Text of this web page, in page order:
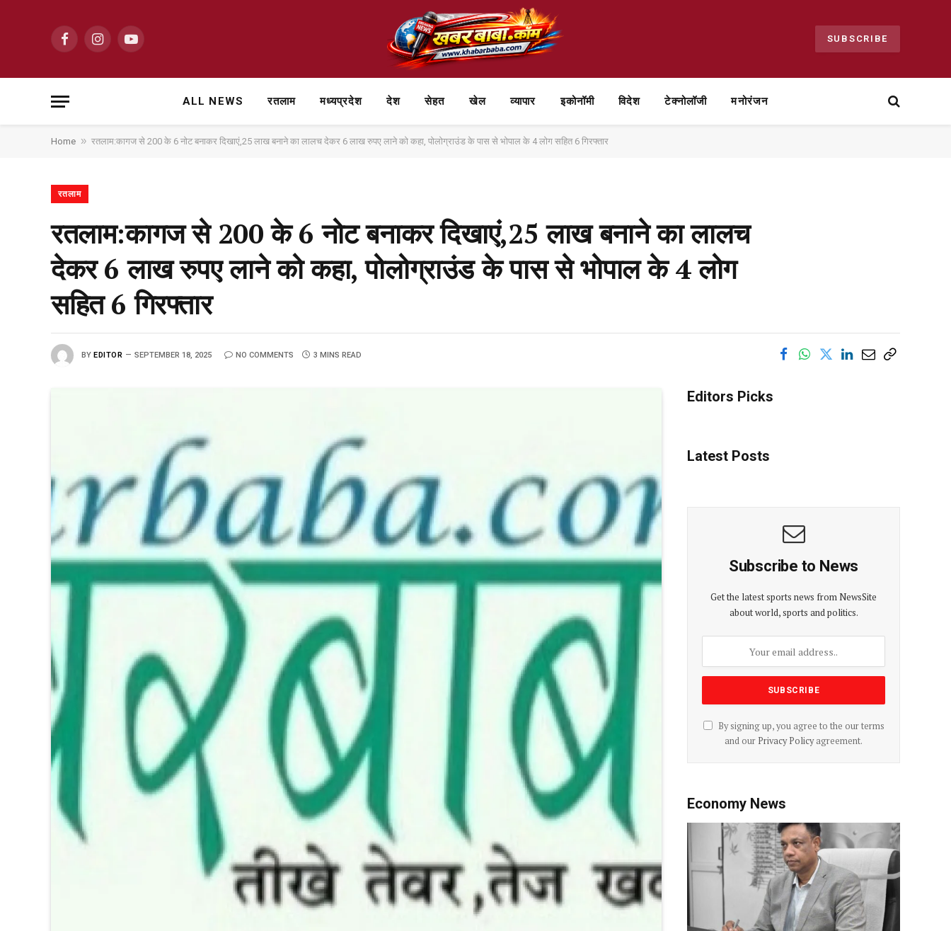
FacebookInstagramYouTube SUBSCRIBE
ALL NEWS रतलाम मध्यप्रदेश देश सेहत खेल व्यापार ⁠इकोनॉमी विदेश टेक्नोलॉजी मनोरंजन
Home » रतलाम:कागज से 200 के 6 नोट बनाकर दिखाएं,25 लाख बनाने का लालच देकर 6 लाख रुपए लाने को कहा, पोलोग्राउंड के पास से भोपाल के 4 लोग सहित 6 गिरफ्तार
रतलाम
रतलाम:कागज से 200 के 6 नोट बनाकर दिखाएं,25 लाख बनाने का लालच
देकर 6 लाख रुपए लाने को कहा, पोलोग्राउंड के पास से भोपाल के 4 लोग
सहित 6 गिरफ्तार
BY EDITOR SEPTEMBER 18, 2025 NO COMMENTS 3 MINS READ
Editors Picks
Latest Posts
Subscribe to News
Get the latest sports news from NewsSite
about world, sports and politics.
By signing up, you agree to the our terms
and our Privacy Policyagreement.
Economy News